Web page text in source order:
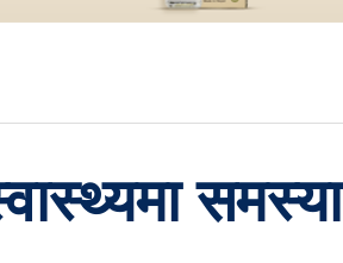
समस्या